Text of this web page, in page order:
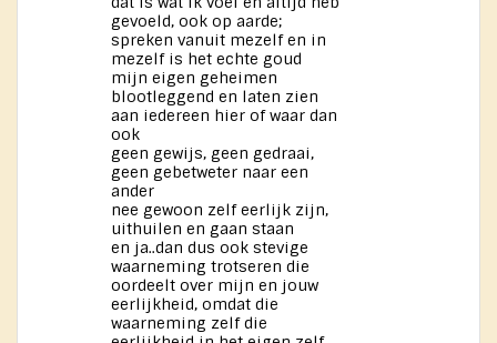
gevoeld, ook op aarde;
spreken vanuit mezelf en in
mezelf is het echte goud
mijn eigen geheimen
blootleggend en laten zien
aan iedereen hier of waar dan
ook
geen gewijs, geen gedraai,
geen gebetweter naar een
ander
nee gewoon zelf eerlijk zijn,
uithuilen en gaan staan
en ja..dan dus ook stevige
waarneming trotseren die
oordeelt over mijn en jouw
eerlijkheid, omdat die
waarneming zelf die